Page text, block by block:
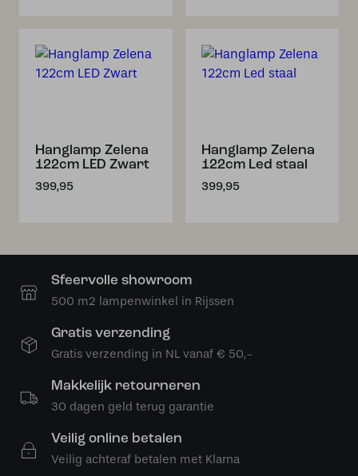
Hanglamp Zelena
122cm LED Zwart
399,95
Hanglamp Zelena
122cm Led staal
399,95
Sfeervolle showroom
500 m2 lampenwinkel in Rijssen
Gratis verzending
Gratis verzending in NL vanaf € 50,-
Makkelijk retourneren
30 dagen geld terug garantie
Veilig online betalen
Veilig achteraf betalen met Klarna